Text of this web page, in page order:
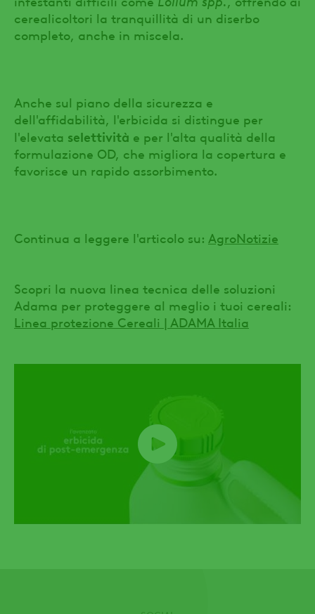
cerealicoltori la tranquillità di un diserbo
completo, anche in miscela.
Anche sul piano della sicurezza e
dell'affidabilità, l'erbicida si distingue per
l'elevata selettività e per l'alta qualità della
formulazione OD, che migliora la copertura e
favorisce un rapido assorbimento.
Continua a leggere l'articolo su: AgroNotizie
Scopri la nuova linea tecnica delle soluzioni
Adama per proteggere al meglio i tuoi cereali:
Linea protezione Cereali | ADAMA Italia